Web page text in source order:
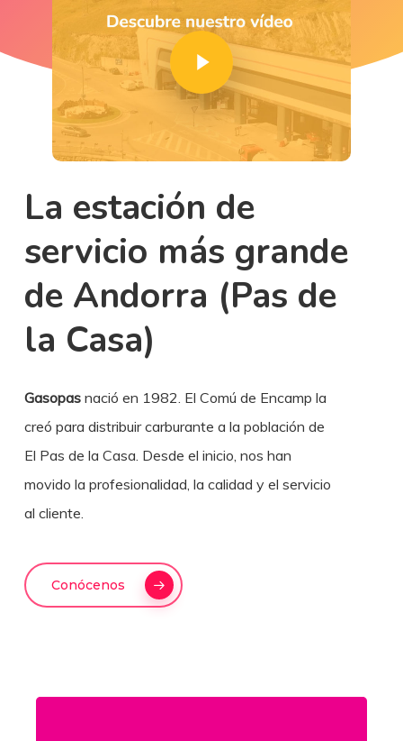
Play Video
La estación de
servicio más grande
de Andorra (Pas de
la Casa)
Gasopasnació en 1982. El Comú de Encamp la
creó para distribuir carburante a la población de
El Pas de la Casa. Desde el inicio, nos han
movido la profesionalidad, la calidad y el servicio
al cliente.
Conócenos